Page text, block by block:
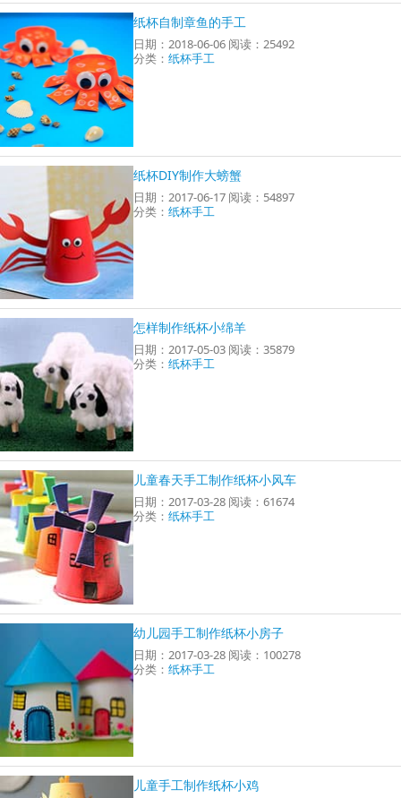
纸杯自制章鱼的手工
日期：2018-06-06 阅读：25492
分类：纸杯手工
纸杯DIY制作大螃蟹
日期：2017-06-17 阅读：54897
分类：纸杯手工
怎样制作纸杯小绵羊
日期：2017-05-03 阅读：35879
分类：纸杯手工
儿童春天手工制作纸杯小风车
日期：2017-03-28 阅读：61674
分类：纸杯手工
幼儿园手工制作纸杯小房子
日期：2017-03-28 阅读：100278
分类：纸杯手工
儿童手工制作纸杯小鸡